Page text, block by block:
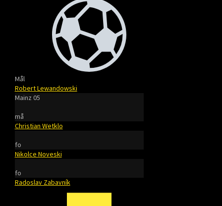
Mål
Robert Lewandowski
Mainz 05
må
Christian Wetklo
fo
Nikolce Noveski
fo
Radoslav Zabavník